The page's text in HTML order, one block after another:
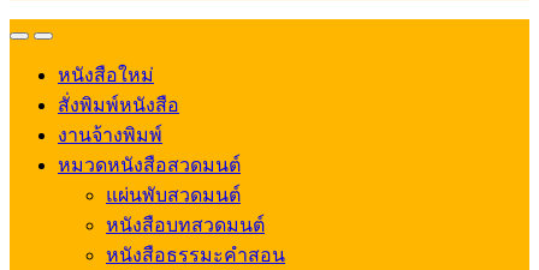
OpenClose
หนังสือใหม่
สั่งพิมพ์หนังสือ
งานจ้างพิมพ์
หมวดหนังสือสวดมนต์
แผ่นพับสวดมนต์
หนังสือบทสวดมนต์
หนังสือธรรมะคำสอน